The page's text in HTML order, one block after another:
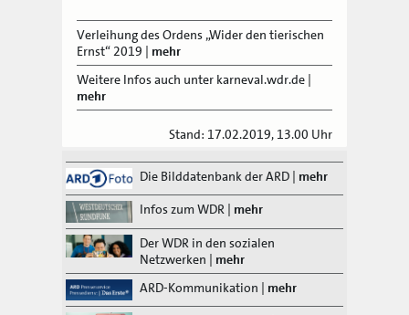
Verleihung des Ordens „Wider den tierischen
Ernst“ 2019 | mehr
Weitere Infos auch unter karneval.wdr.de |
mehr
Stand: 17.02.2019, 13.00 Uhr
Die Bilddatenbank der ARD | mehr
Infos zum WDR | mehr
Der WDR in den sozialen
Netzwerken | mehr
ARD-Kommunikation | mehr